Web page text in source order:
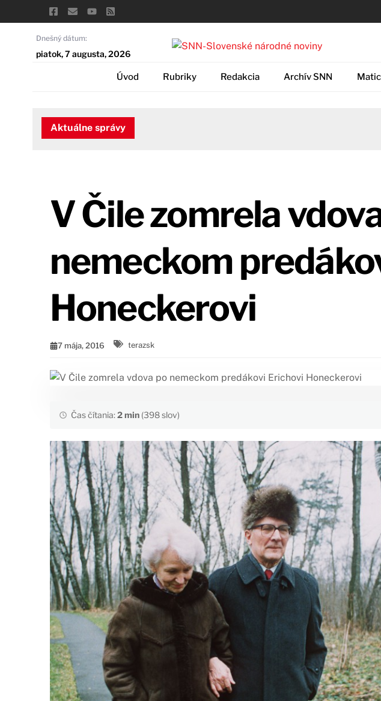
to
Dnešný dátum:
piatok, 7 augusta, 2026
Úvod Rubriky Redakcia Archív SNN
Aktuálne správy
V Čile zomrela
nemeckom
Honeckerovi
7 mája, 2016 terazsk
Čas čítania:2 min(398 slov)